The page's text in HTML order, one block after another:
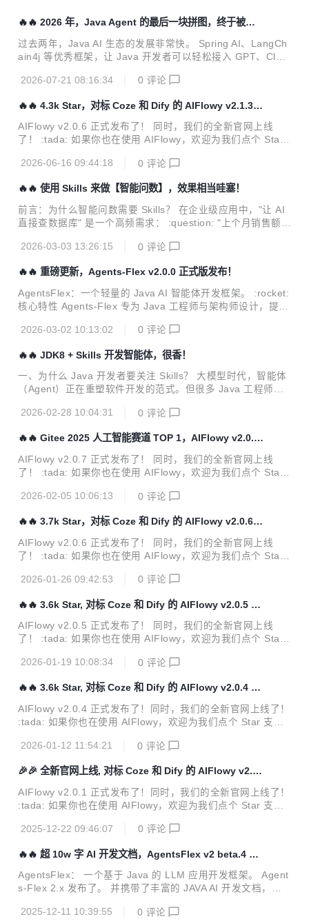
🔥🔥 2026 年，Java Agent 的最后一块拼图，终于被补
齐了!
过去两年，Java AI 生态的发展非常快。 Spring AI、LangCh
ain4j 等优秀框架，让 Java 开发者可以轻松接入 GPT、Clau
Memory、RAG、Tool Calling、MCP、Agent…… 这些能力
来越多企业开始把 Agent 投入生产环境，一个新的问题也越来
越明显。 Agent 很会思考，却不会真正干活。 老板说： 帮我
把本周销售数据整理成 PPT，套用公司模板，检查数据是否正
确，最后发我下载链接。 Agent 很快...
2026-07-21 08:16:34 0 评论
🔥🔥 4.3k Star，对标 Coze 和 Dify 的 AIFlowy v2.1.3
发布
AIFlowy v2.0.6 正式发布了！ 同时，我们的全新官网上线
了！ :tada: 如果你也在使用 AIFlowy，欢迎为我们点个 Star
wy/aiflowy 你的每一个 Star 都是对我们最大的鼓励，也是让
mall_blue_diamond: 成为中国最具影响力的人工智能品牌之
一 :small_blue_diamond: 引领核心技术自主创新 :small_blu
e_diamond: 推动中国 AI 生态繁荣发展...
2026-06-16 09:44:18 0 评论
🔥🔥 使用 Skills 来做【智能问数】，效果相当哇塞！
前言：为什么智能问数需要 Skills？ 在企业级应用中，"让 AI
直接查数据库" 是一个高频需求： :question: "上个月销售额最
question: "订单状态为 pending 的记录有多少条？" 但直接让
查询、敏感数据泄露 准确性风险：表名/字段名幻觉、语法错
误 可维护性风险：逻辑黑盒、难以调试、无法审计 AI Skills
的爆发，为这些问题提供了完美的解决方案。 什么是 AI Skill
s？ 根据最新的行业标准，AI Skills 是...
2026-03-03 13:26:15 0 评论
🔥🔥 重磅更新，Agents-Flex v2.0.0 正式版发布！
AgentsFlex：一个轻量的 Java AI 智能体开发框架。 :rocket:
核心特性 Agents-Flex 专为 Java 工程师与架构师设计，提供
构建生产级 LLM 应用。 :sparkles: 新增核心能力（v2.0+）
ocol，标准化连接外部数据源与工具 跨系统上下文共享、工具
编排 AI Skills 将业务能力封装为可复用、可编排的 Skill 单元
快速构建领域 Agent、技能市场 智能问数 内置 Text2SQL 与
自然语言数据...
2026-03-02 10:13:02 0 评论
🔥🔥 JDK8 + Skills 开发智能体，很香！
一、为什么 Java 开发者要关注 Skills？ 大模型时代，智能体
（Agent）正在重塑软件开发的范式。但很多 Java 工程师在
目迁移成本高 工具调用逻辑复杂，学习曲线陡峭 缺乏生产级
DK 8 + Skills 机制，让智能体开发回归简单。 而今天我们要
深入探讨的 Skills，正是继 MCP（Model Context Protocol）
之后，Agent 领域又一个爆发式增长的行业标准实践。 二、
什么是 Skills？ 2.1 Skills 的定义 如...
2026-02-28 10:04:31 0 评论
🔥🔥 Gitee 2025 人工智能赛道 TOP 1，AIFlowy v2.0.7
发布
AIFlowy v2.0.7 正式发布了！ 同时，我们的全新官网上线
了！ :tada: 如果你也在使用 AIFlowy，欢迎为我们点个 Star
wy/aiflowy 你的每一个 Star 都是对我们最大的鼓励，也是让
mall_blue_diamond: 成为中国最具影响力的人工智能品牌之
一 :small_blue_diamond: 引领核心技术自主创新 :small_blu
e_diamond: 推动中国 AI 生态繁荣发展...
2026-02-05 10:06:13 0 评论
🔥🔥 3.7k Star，对标 Coze 和 Dify 的 AIFlowy v2.0.6
发布
AIFlowy v2.0.6 正式发布了！ 同时，我们的全新官网上线
了！ :tada: 如果你也在使用 AIFlowy，欢迎为我们点个 Star
wy/aiflowy 你的每一个 Star 都是对我们最大的鼓励，也是让
mall_blue_diamond: 成为中国最具影响力的人工智能品牌之
一 :small_blue_diamond: 引领核心技术自主创新 :small_blu
e_diamond: 推动中国 AI 生态繁荣发展...
2026-01-26 09:42:53 0 评论
🔥🔥 3.6k Star, 对标 Coze 和 Dify 的 AIFlowy v2.0.5 发
布
AIFlowy v2.0.5 正式发布了！ 同时，我们的全新官网上线
了！ :tada: 如果你也在使用 AIFlowy，欢迎为我们点个 Star
wy/aiflowy 你的每一个 Star 都是对我们最大的鼓励，也是让
mall_blue_diamond: 成为中国最具影响力的人工智能品牌之
一 :small_blue_diamond: 引领核心技术自主创新 :small_blu
e_diamond: 推动中国 AI 生态繁荣发展...
2026-01-19 10:08:34 0 评论
🔥🔥 3.6k Star, 对标 Coze 和 Dify 的 AIFlowy v2.0.4 发
布
AIFlowy v2.0.4 正式发布了！同时，我们的全新官网上线了！
:tada: 如果你也在使用 AIFlowy，欢迎为我们点个 Star 支持
flowy 你的每一个 Star 都是对我们最大的鼓励，也是让更多人
ue_diamond: 成为中国最具影响力的人工智能品牌之一 :smal
l_blue_diamond: 引领核心技术自主创新 :small_blue_diamo
nd: 推动中国 AI 生态繁荣发展，...
2026-01-12 11:54:21 0 评论
🎉🎉 全新官网上线, 对标 Coze 和 Dify 的 AIFlowy v2.0.
1 发布
AIFlowy v2.0.1 正式发布了！同时，我们的全新官网上线了！
:tada: 如果你也在使用 AIFlowy，欢迎为我们点个 Star 支持
flowy 你的每一个 Star 都是对我们最大的鼓励，也是让更多人
ue_diamond: 成为中国最具影响力的人工智能品牌之一 :smal
l_blue_diamond: 引领核心技术自主创新 :small_blue_diamo
nd: 推动中国 AI 生态繁荣发展，...
2025-12-22 09:46:07 0 评论
🔥🔥 超 10w 字 AI 开发文档，AgentsFlex v2 beta.4 发
布
AgentsFlex： 一个基于 Java 的 LLM 应用开发框架。 Agent
s-Flex 2.x 发布了。 并携带了丰富的 JAVA AI 开发文档，详
置了多个工业级的 AI 智能体的代码实现，拿来就用。 与此同
2025-12-11 10:39:55 0 评论